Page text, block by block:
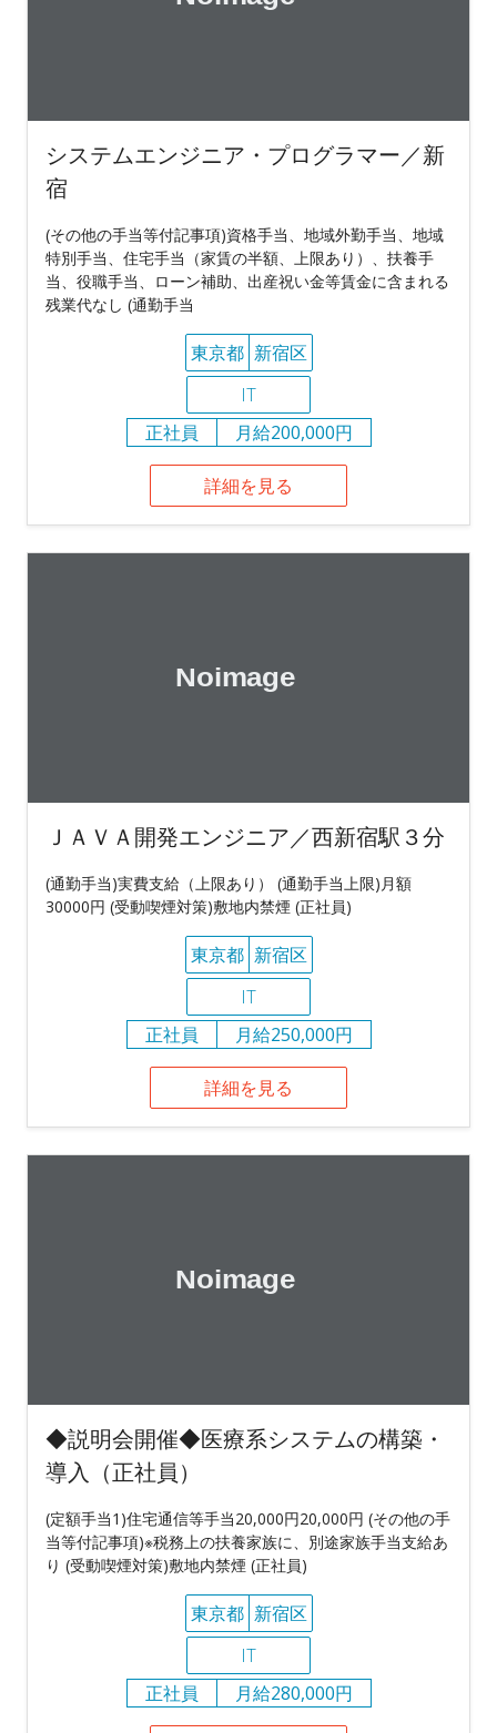
システムエンジニア・プログラマー／新
宿
(その他の手当等付記事項)資格手当、地域外勤手当、地域
特別手当、住宅手当（家賃の半額、上限あり）、扶養手
当、役職手当、ローン補助、出産祝い金等賃金に含まれる
残業代なし (通勤手当
東京都 新宿区
IT
正社員
月給200,000円
詳細を見る
ＪＡＶＡ開発エンジニア／西新宿駅３分
(通勤手当)実費支給（上限あり） (通勤手当上限)月額
30000円 (受動喫煙対策)敷地内禁煙 (正社員)
東京都 新宿区
IT
正社員
月給250,000円
詳細を見る
◆説明会開催◆医療系システムの構築・
導入（正社員）
(定額手当1)住宅通信等手当20,000円20,000円 (その他の手
当等付記事項)※税務上の扶養家族に、別途家族手当支給あ
り (受動喫煙対策)敷地内禁煙 (正社員)
東京都 新宿区
IT
正社員
月給280,000円